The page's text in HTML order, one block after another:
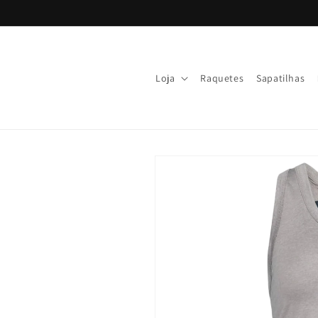
al contenido
Loja Raquetes Sapatilhas